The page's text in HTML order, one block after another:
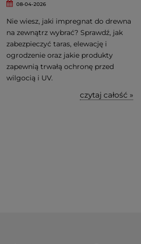
08-04-2026
Nie wiesz, jaki impregnat do drewna
na zewnątrz wybrać? Sprawdź, jak
zabezpieczyć taras, elewację i
ogrodzenie oraz jakie produkty
zapewnią trwałą ochronę przed
wilgocią i UV.
czytaj całość »